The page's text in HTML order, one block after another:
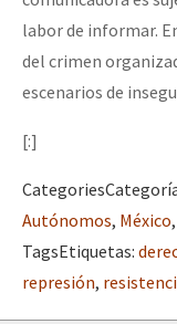
labor de informar.
del crimen
escenarios de
[:]
Categories
Autónomos, México,
TagsEtiquetas:
represión,